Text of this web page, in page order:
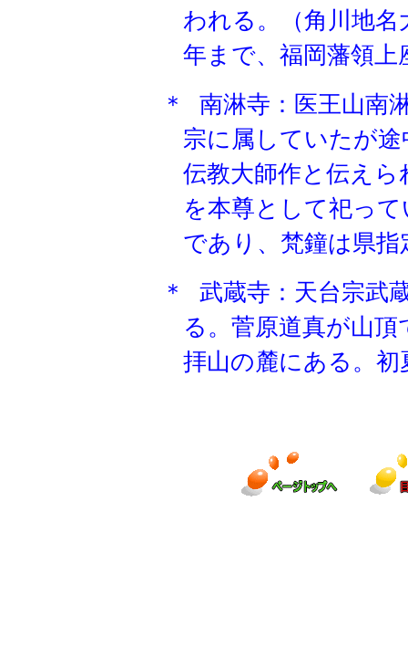
われる。（角川地
年まで、福岡藩領上
＊
南淋寺：医王山南
宗に属していたが
伝教大師作と伝えら
を本尊として祀っ
であり、梵鐘は県
＊
武蔵寺：天台宗武
る。菅原道真が山
拝山の麓にある。